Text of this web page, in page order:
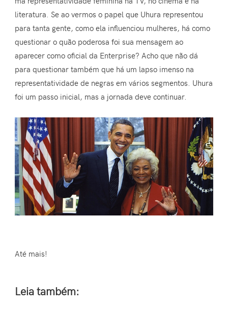
literatura. Se ao vermos o papel que Uhura representou
para tanta gente, como ela influenciou mulheres, há como
questionar o quão poderosa foi sua mensagem ao
aparecer como oficial da Enterprise? Acho que não dá
para questionar também que há um lapso imenso na
representatividade de negras em vários segmentos. Uhura
foi um passo inicial, mas a jornada deve continuar.
Até mais!
Leia também: